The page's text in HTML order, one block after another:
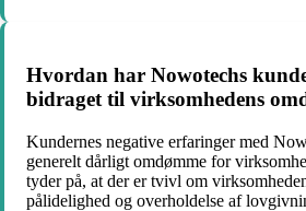
Hvordan har Nowotechs
bidraget til virksomhedens
Kundernes negative erfaringer med
generelt dårligt omdømme for
tyder på, at der er tvivl om
pålidelighed og overholdelse af